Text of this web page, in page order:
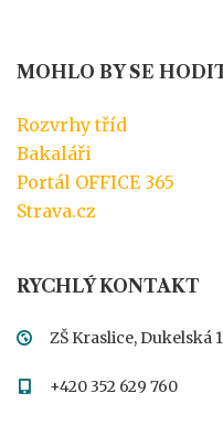
MOHLO BY SE
Rozvrhy tříd
Bakaláři
Portál OFFICE 365
Strava.cz
RYCHLÝ KONTAKT
ZŠ Kraslice, Dukelská
+420 352 629 760